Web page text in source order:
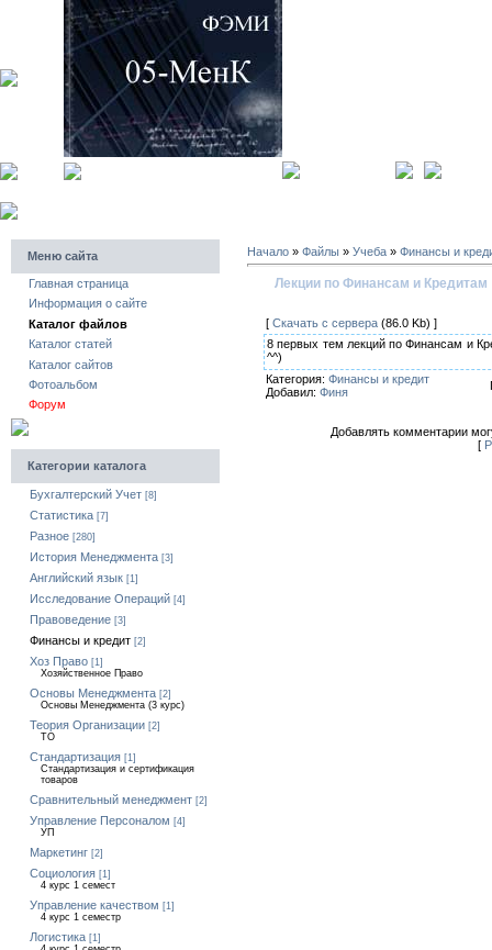
Меню сайта
Главная страница
Информация о сайте
Каталог файлов
Каталог статей
Каталог сайтов
Фотоальбом
Форум
Категории каталога
Бухгалтерский Учет [8]
Статистика [7]
Разное [280]
История Менеджмента [3]
Английский язык [1]
Исследование Операций [4]
Правоведение [3]
Финансы и кредит [2]
Хоз Право [1]
Хозяйственное Право
Основы Менеджмента [2]
Основы Менеджмента (3 курс)
Теория Организации [2]
ТО
Стандартизация [1]
Стандартизация и сертификация
товаров
Сравнительный менеджмент [2]
Управление Персоналом [4]
УП
Маркетинг [2]
Социология [1]
4 курс 1 семест
Управление качеством [1]
4 курс 1 семестр
Логистика [1]
Начало » Файлы » Учеба » Финансы и
Лекции по Финансам и Кредитам
[ Скачать с сервера (86.0 Kb) ]
8 первых тем лекций по Финансам и
^^)
Категория: Финансы и кредит
Добавил: Финя
Добавлять комментарии
[